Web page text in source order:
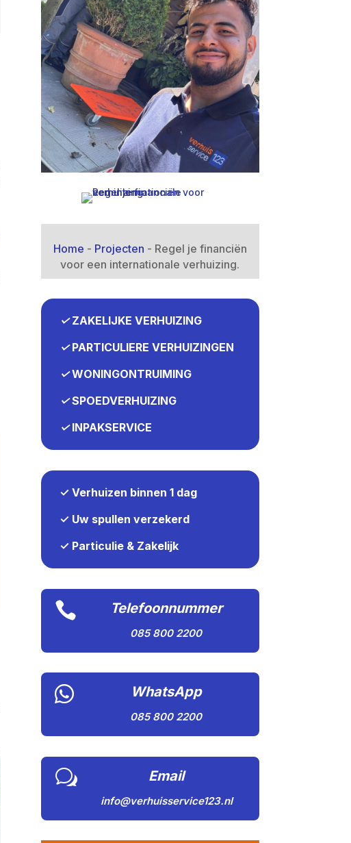
Home - Projecten - Regel je financiën
voor een internationale verhuizing.​
✓ZAKELIJKE VERHUIZING
✓PARTICULIERE VERHUIZINGEN
✓WONINGONTRUIMING
✓SPOEDVERHUIZING
✓INPAKSERVICE
✓ Verhuizen binnen 1 dag
✓ Uw spullen verzekerd
✓ Particulie & Zakelijk
 Telefoonnummer
085 800 2200
 WhatsApp
085 800 2200
w Email
info@verhuisservice123.nl